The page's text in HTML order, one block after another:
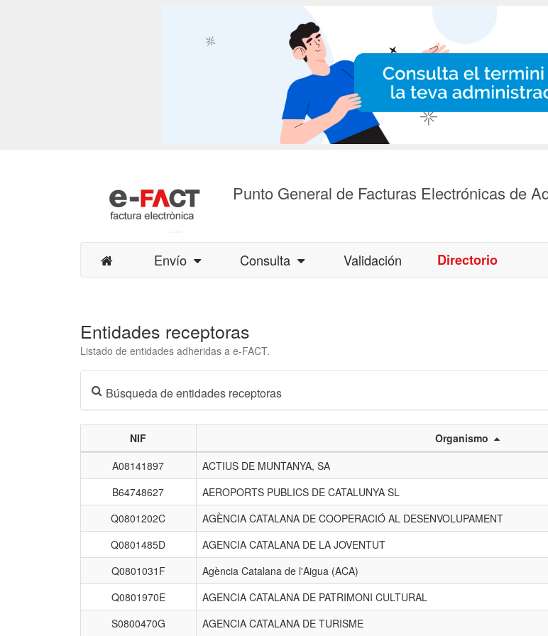
Punto General de Facturas Electrónicas de
Envío Consulta Validación Directorio
Entidades receptoras
Listado de entidades adheridas a e-FACT.
Búsqueda de entidades receptoras
entidades
receptoras.
NIF Organismo
A08141897
ACTIUS DE MUNTANYA, SA
B64748627
AEROPORTS PUBLICS DE CATALUNYA SL
Q0801202C
AGÈNCIA CATALANA DE COOPERACIÓ AL DESENVOLUPAMENT
Q0801485D
AGENCIA CATALANA DE LA JOVENTUT
Q0801031F
Agència Catalana de l'Aigua (ACA)
Q0801970E
AGENCIA CATALANA DE PATRIMONI CULTURAL
S0800470G
AGENCIA CATALANA DE TURISME